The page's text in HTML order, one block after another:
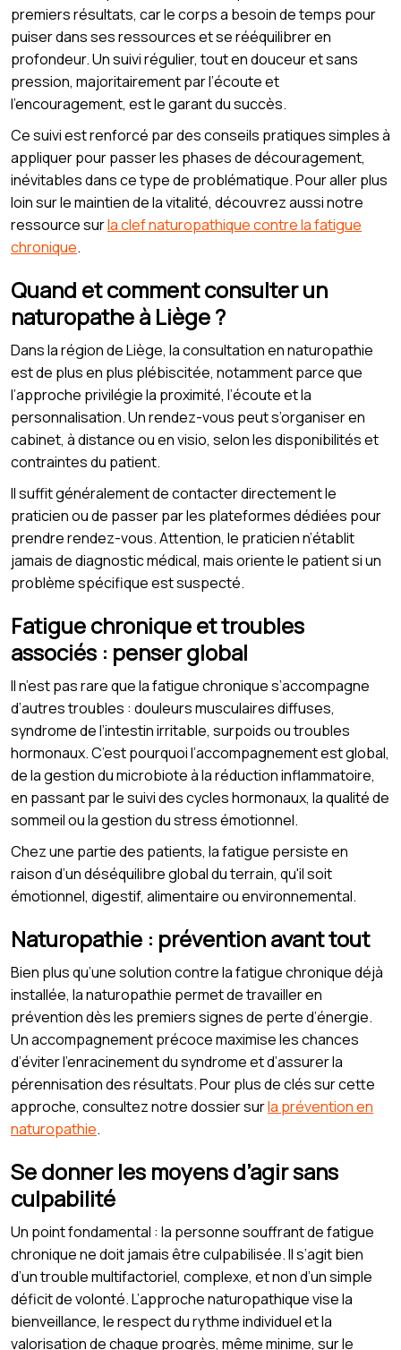
premiers résultats, car le corps a besoin de temps pour
puiser dans ses ressources et se rééquilibrer en
profondeur. Un suivi régulier, tout en douceur et sans
pression, majoritairement par l’écoute et
l’encouragement, est le garant du succès.
Ce suivi est renforcé par des conseils pratiques simples à
appliquer pour passer les phases de découragement,
inévitables dans ce type de problématique. Pour aller plus
loin sur le maintien de la vitalité, découvrez aussi notre
ressource surla clef naturopathique contre la fatigue
chronique.
Quand et comment consulter un
naturopathe à Liège ?
Dans la région de Liège, la consultation en naturopathie
est de plus en plus plébiscitée, notamment parce que
l’approche privilégie la proximité, l’écoute et la
personnalisation. Un rendez-vous peut s’organiser en
cabinet, à distance ou en visio, selon les disponibilités et
contraintes du patient.
Il suffit généralement de contacter directement le
praticien ou de passer par les plateformes dédiées pour
prendre rendez-vous. Attention, le praticien n’établit
jamais de diagnostic médical, mais oriente le patient si un
problème spécifique est suspecté.
Fatigue chronique et troubles
associés : penser global
Il n’est pas rare que la fatigue chronique s’accompagne
d’autres troubles : douleurs musculaires diffuses,
syndrome de l’intestin irritable, surpoids ou troubles
hormonaux. C’est pourquoi l’accompagnement est global,
de la gestion du microbiote à la réduction inflammatoire,
en passant par le suivi des cycles hormonaux, la qualité de
sommeil ou la gestion du stress émotionnel.
Chez une partie des patients, la fatigue persiste en
raison d’un déséquilibre global du terrain, qu'il soit
émotionnel, digestif, alimentaire ou environnemental.
Naturopathie : prévention avant tout
Bien plus qu’une solution contre la fatigue chronique déjà
installée, la naturopathie permet de travailler en
prévention dès les premiers signes de perte d’énergie.
Un accompagnement précoce maximise les chances
d’éviter l’enracinement du syndrome et d’assurer la
pérennisation des résultats. Pour plus de clés sur cette
approche, consultez notre dossier surla prévention en
naturopathie.
Se donner les moyens d’agir sans
culpabilité
Un point fondamental : la personne souffrant de fatigue
chronique ne doit jamais être culpabilisée. Il s’agit bien
d’un trouble multifactoriel, complexe, et non d’un simple
déficit de volonté. L’approche naturopathique vise la
bienveillance, le respect du rythme individuel et la
valorisation de chaque progrès, même minime, sur le